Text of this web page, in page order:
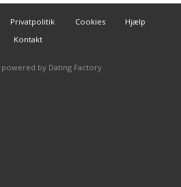
Privatpolitik Cookies
Hjælp
Kontakt
powered by Dating Factory